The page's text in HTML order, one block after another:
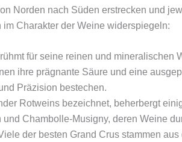
Norden nach Süden erstrecken und
Charakter der Weine widerspiegeln:
für seine reinen und
ihre prägnante Säure und eine
Präzision bestechen.
Rotweins bezeichnet, beherbergt
Chambolle-Musigny, deren Weine
der besten Grand Crus stammen